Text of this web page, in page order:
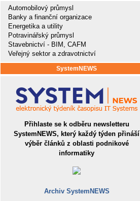
Automobilový průmysl
Banky a finanční organizace
Energetika a utility
Potravinářský průmysl
Stavebnictví - BIM, CAFM
Veřejný sektor a zdravotnictví
SystemNEWS
Přihlaste se k odběru newsletteru
SystemNEWS, který každý týden přináší
výběr článků z oblasti podnikové
informatiky
Archiv SystemNEWS